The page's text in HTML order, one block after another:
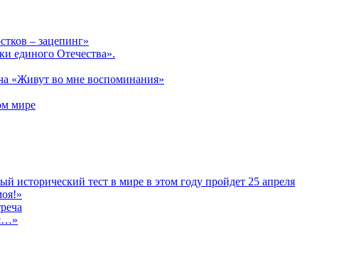
– зацепинг»
единого Отечества».
«Живут во мне воспоминания»
мире
тест в мире в этом году пройдет 25 апреля